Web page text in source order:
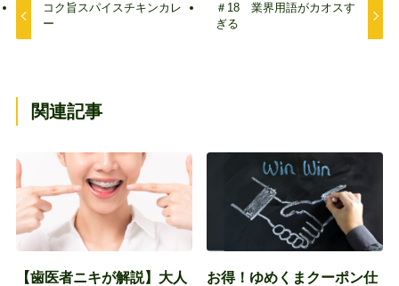
コク旨スパイスチキンカレ
ー
＃18 業界用語がカオスす
ぎる
関連記事
【歯医者ニキが解説】大人
お得！ゆめくまクーポン仕